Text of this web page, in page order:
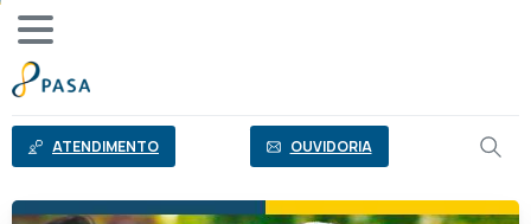
conteúdo
ATENDIMENTO OUVIDORIA